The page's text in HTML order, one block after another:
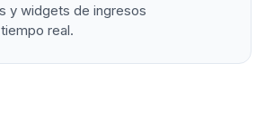
y widgets de ingresos
real.